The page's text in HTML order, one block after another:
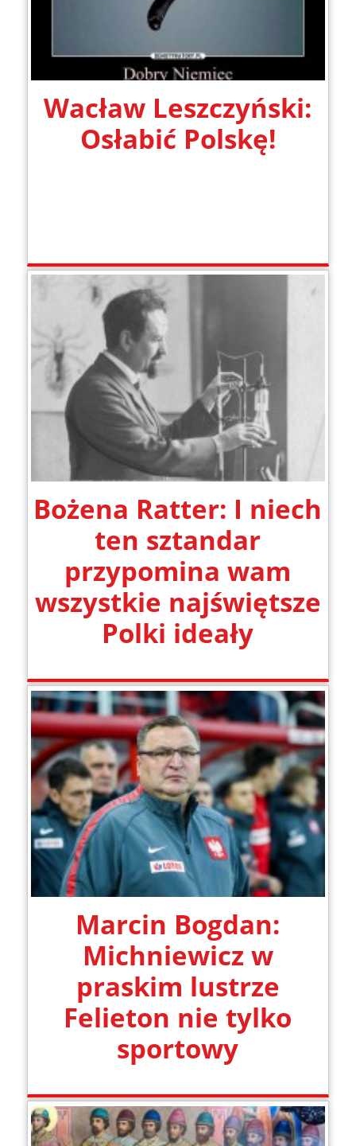
Wacław Leszczyński:
Osłabić Polskę!
Bożena Ratter: I niech
ten sztandar
przypomina wam
wszystkie najświętsze
Polki ideały
Marcin Bogdan:
Michniewicz w
praskim lustrze
Felieton nie tylko
sportowy